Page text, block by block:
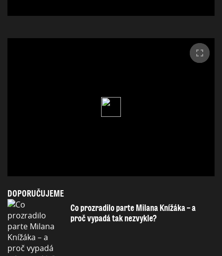
DOPORUČUJEME
Co prozradilo parte Milana Knížáka – a
proč vypadá tak nezvykle?